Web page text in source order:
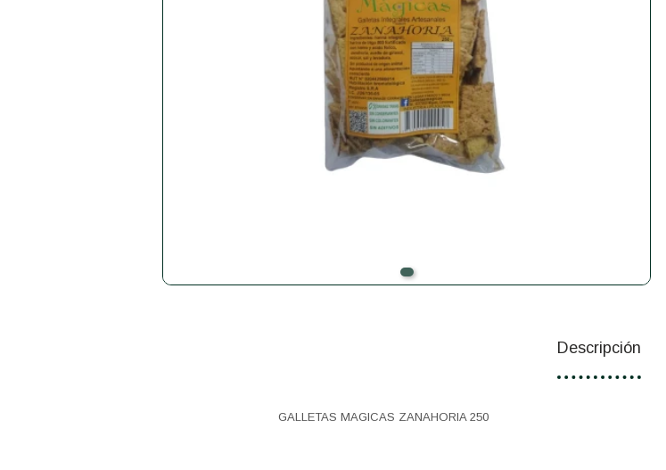
Descripción
GALLETAS MAGICAS ZANAHORIA 250